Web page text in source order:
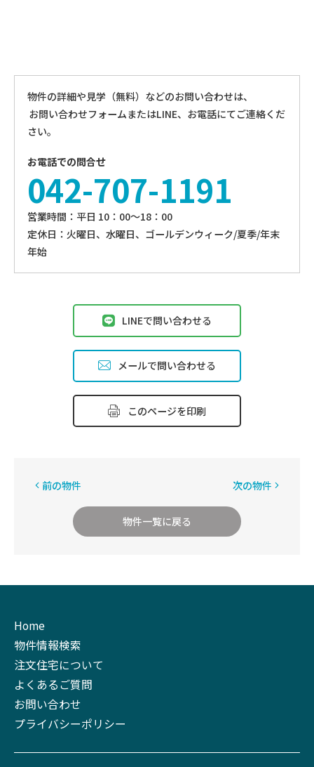
物件の詳細や見学（無料）などのお問い合わせは、
お問い合わせフォームまたはLINE、お電話にてご連絡くだ
さい。
お電話での問合せ
042-707-1191
営業時間：平⽇ 10：00〜18：00
定休⽇：火曜日、⽔曜⽇、ゴールデンウィーク/夏季/年末
年始
LINEで問い合わせる
メールで問い合わせる
このページを印刷
前の物件
物件一覧に戻る
次の物件
Home
物件情報検索
注文住宅について
よくあるご質問
お問い合わせ
プライバシーポリシー